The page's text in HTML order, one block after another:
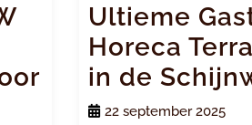
Ultieme
Horeca
in de
22 september 2025